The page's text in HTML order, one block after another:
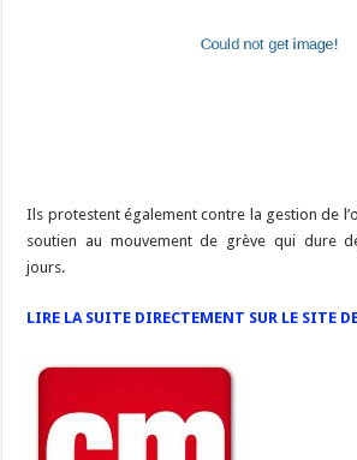
Ils protestent également contre la gestion de
soutien au mouvement de grève qui dure
jours.
LIRE LA SUITE DIRECTEMENT SUR LE SITE